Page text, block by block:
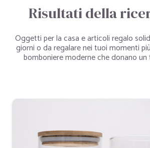
Risultati della
Oggetti per la casa e articoli regalo
giorni o da regalare nei tuoi momenti
bomboniere moderne che donano